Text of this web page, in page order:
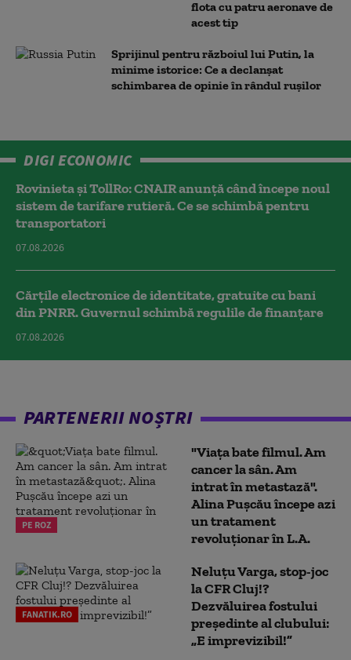
flota cu patru aeronave de
acest tip
Sprijinul pentru războiul lui Putin, la
minime istorice: Ce a declanșat
schimbarea de opinie în rândul rușilor
DIGI ECONOMIC
Rovinieta și TollRo: CNAIR anunță când începe noul
sistem de tarifare rutieră. Ce se schimbă pentru
transportatori
07.08.2026
Cărțile electronice de identitate, gratuite cu bani
din PNRR. Guvernul schimbă regulile de finanțare
07.08.2026
PARTENERII NOȘTRI
PE ROZ
"Viața bate filmul. Am
cancer la sân. Am
intrat în metastază".
Alina Pușcău începe azi
un tratament
revoluționar în L.A.
FANATIK.RO
Neluțu Varga, stop-joc
la CFR Cluj!?
Dezvăluirea fostului
președinte al clubului:
„E imprevizibil!”